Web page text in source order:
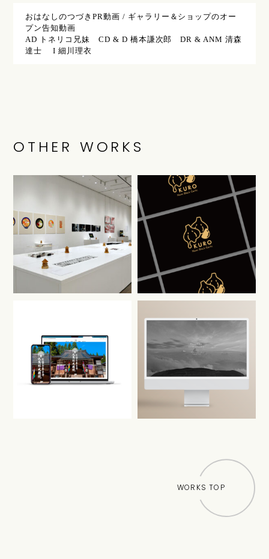
おはなしのつづきPR動画 / ギャラリー＆ショップのオー
プン告知動画
AD トネリコ兄妹 CD & D 橋本謙次郎 DR & ANM 清森
達士 I 細川理衣
OTHER WORKS
WORKS TOP